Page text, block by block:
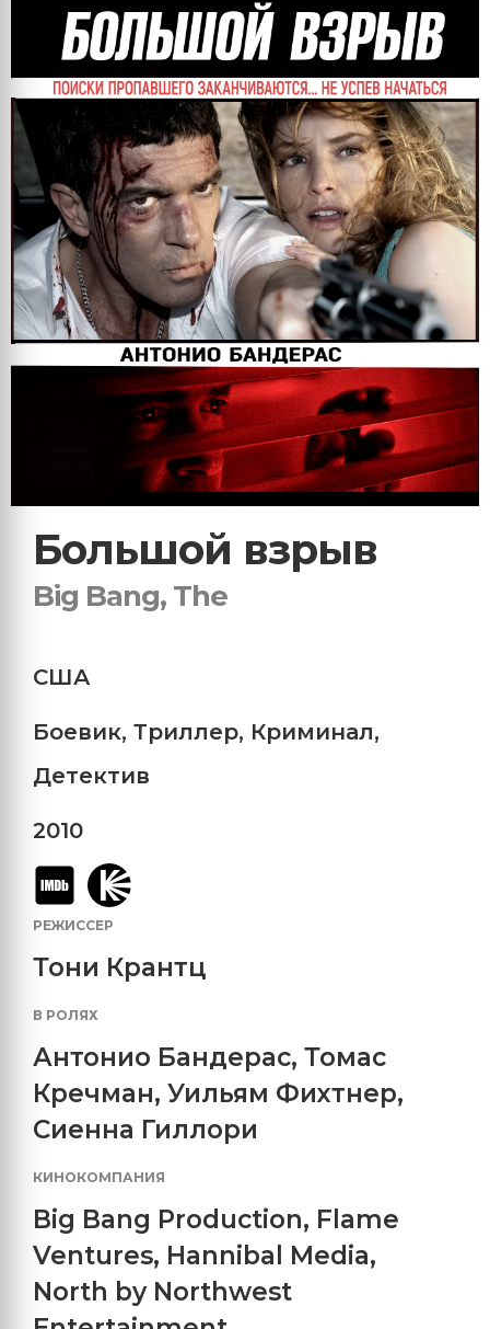
Большой взрыв
Big Bang, The
США
Боевик, Триллер, Криминал,
Детектив
2010
РЕЖИССЕР
Тони Крантц
В РОЛЯХ
Антонио Бандерас, Томас
Кречман, Уильям Фихтнер,
Сиенна Гиллори
КИНОКОМПАНИЯ
Big Bang Production, Flame
Ventures, Hannibal Media,
North by Northwest